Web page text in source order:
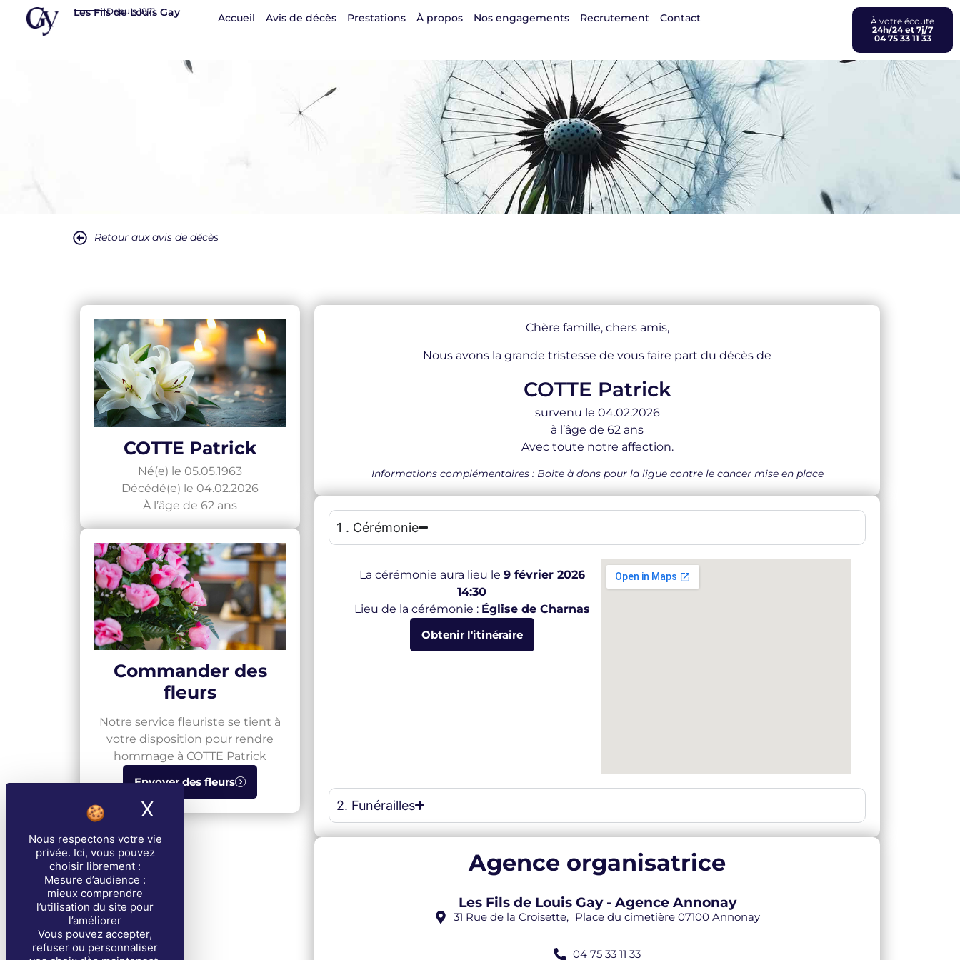
Panneau de gestion des cookies
Nous respectons votre vie
privée. Ici, vous pouvez
choisir librement :
Mesure d’audience :
mieux comprendre
l’utilisation du site pour
l’améliorer
Vous pouvez accepter,
refuser ou personnaliser
X Masquer le bandeau des cookies
Les Fils de Louis Gay
Depuis 1871
Accueil Avis de décès Prestations À propos Nos engagements Recrutement Contact
À votre écoute
24h/24 et 7j/7
04 75 33 11 33
Retour aux avis de décès
COTTE Patrick
Né(e) le 05.05.1963
Décédé(e) le 04.02.2026
À l’âge de 62 ans
Commander des
fleurs
Notre service fleuriste se tient à
votre disposition pour rendre
hommage à COTTE Patrick
Envoyer des fleurs
Chère famille, chers amis,
Nous avons la grande tristesse de vous faire part du décès de
COTTE Patrick
survenu le 04.02.2026
à l’âge de 62 ans
Avec toute notre affection.
Informations complémentaires : Boite à dons pour la ligue contre le cancer mise en place
1 . Cérémonie
La cérémonie aura lieu le 9 février 2026
14:30
Lieu de la cérémonie : Église de Charnas
Obtenir l'itinéraire
2. Funérailles
Agence organisatrice
Les Fils de Louis Gay - Agence Annonay
31 Rue de la Croisette, Place du cimetière 07100 Annonay
04 75 33 11 33